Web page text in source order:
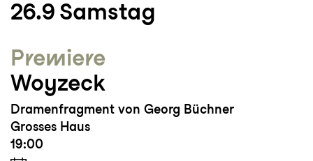
26.9 Samstag
Premiere
Woyzeck
Dramenfragment von Georg Büchner
Grosses Haus
19:00